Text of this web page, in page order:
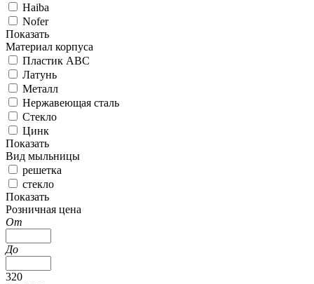
Haiba
Nofer
Показать
Материал корпуса
Пластик ABC
Латунь
Металл
Нержавеющая сталь
Стекло
Цинк
Показать
Вид мыльницы
решетка
стекло
Показать
Розничная цена
От
До
320